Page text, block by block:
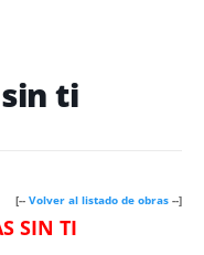
ti
[-- Volver al listado de obras --]
SIN TI